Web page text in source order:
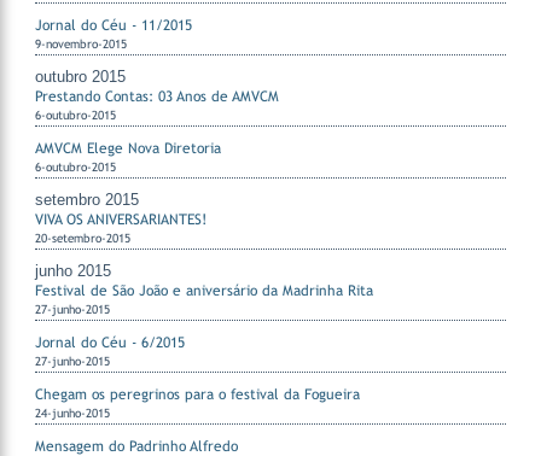
Jornal do Céu - 11/2015
9-novembro-2015
outubro 2015
Prestando Contas: 03 Anos de AMVCM
6-outubro-2015
AMVCM Elege Nova Diretoria
6-outubro-2015
setembro 2015
VIVA OS ANIVERSARIANTES!
20-setembro-2015
junho 2015
Festival de São João e aniversário da Madrinha Rita
27-junho-2015
Jornal do Céu - 6/2015
27-junho-2015
Chegam os peregrinos para o festival da Fogueira
24-junho-2015
Mensagem do Padrinho Alfredo